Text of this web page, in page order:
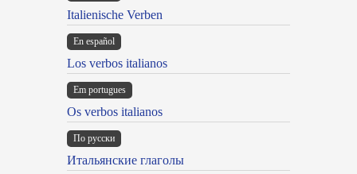
Italienische Verben
En español
Los verbos italianos
Em portugues
Os verbos italianos
По русски
Итальянские глаголы